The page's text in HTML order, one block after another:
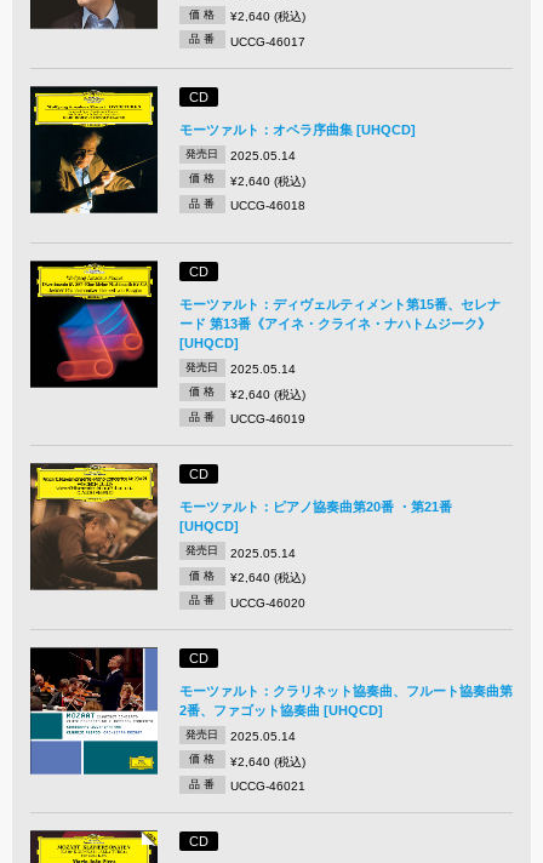
価 格 ¥2,640 (税込)
品 番 UCCG-46017
CD
モーツァルト：オペラ序曲集 [UHQCD]
発売日 2025.05.14
価 格 ¥2,640 (税込)
品 番 UCCG-46018
CD
モーツァルト：ディヴェルティメント第15番、セレナ
ード 第13番《アイネ・クライネ・ナハトムジーク》
[UHQCD]
発売日 2025.05.14
価 格 ¥2,640 (税込)
品 番 UCCG-46019
CD
モーツァルト：ピアノ協奏曲第20番 ・第21番
[UHQCD]
発売日 2025.05.14
価 格 ¥2,640 (税込)
品 番 UCCG-46020
CD
モーツァルト：クラリネット協奏曲、フルート協奏曲第
2番、ファゴット協奏曲 [UHQCD]
発売日 2025.05.14
価 格 ¥2,640 (税込)
品 番 UCCG-46021
CD